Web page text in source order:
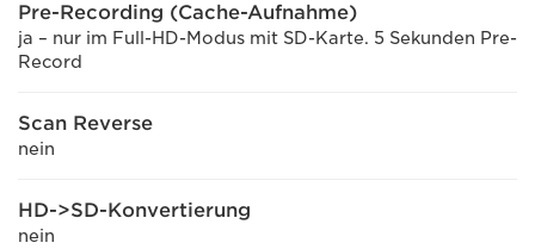
Pre-Recording (Cache-Aufnahme)
ja – nur im Full-HD-Modus mit SD-Karte. 5 Sekunden Pre-
Record
Scan Reverse
nein
HD->SD-Konvertierung
nein